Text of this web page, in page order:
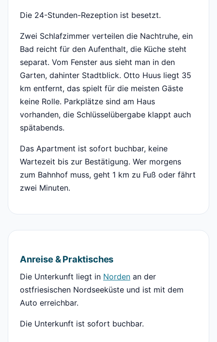
Die 24-Stunden-Rezeption ist besetzt.
Zwei Schlafzimmer verteilen die Nachtruhe, ein
Bad reicht für den Aufenthalt, die Küche steht
separat. Vom Fenster aus sieht man in den
Garten, dahinter Stadtblick. Otto Huus liegt 35
km entfernt, das spielt für die meisten Gäste
keine Rolle. Parkplätze sind am Haus
vorhanden, die Schlüsselübergabe klappt auch
spätabends.
Das Apartment ist sofort buchbar, keine
Wartezeit bis zur Bestätigung. Wer morgens
zum Bahnhof muss, geht 1 km zu Fuß oder fährt
zwei Minuten.
Anreise & Praktisches
Die Unterkunft liegt in Norden an der
ostfriesischen Nordseeküste und ist mit dem
Auto erreichbar.
Die Unterkunft ist sofort buchbar.